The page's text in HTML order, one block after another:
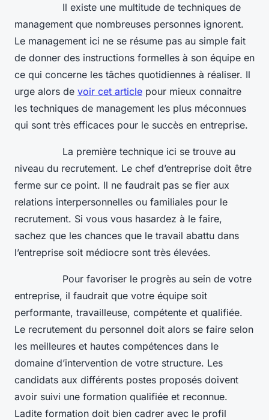
Il existe une multitude de techniques de
management que nombreuses personnes ignorent.
Le management ici ne se résume pas au simple fait
de donner des instructions formelles à son équipe en
ce qui concerne les tâches quotidiennes à réaliser. Il
urge alors de voir cet article pour mieux connaitre
les techniques de management les plus méconnues
qui sont très efficaces pour le succès en entreprise.
La première technique ici se trouve au
niveau du recrutement. Le chef d’entreprise doit être
ferme sur ce point. Il ne faudrait pas se fier aux
relations interpersonnelles ou familiales pour le
recrutement. Si vous vous hasardez à le faire,
sachez que les chances que le travail abattu dans
l’entreprise soit médiocre sont très élevées.
Pour favoriser le progrès au sein de votre
entreprise, il faudrait que votre équipe soit
performante, travailleuse, compétente et qualifiée.
Le recrutement du personnel doit alors se faire selon
les meilleures et hautes compétences dans le
domaine d’intervention de votre structure. Les
candidats aux différents postes proposés doivent
avoir suivi une formation qualifiée et reconnue.
Ladite formation doit bien cadrer avec le profil